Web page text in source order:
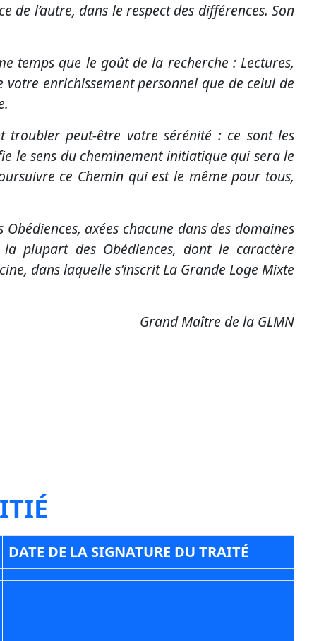
de l’autre, dans le respect des différences. Son
temps que le goût de la recherche : Lectures,
enrichissement personnel que de celui de
troubler peut-être votre sérénité : ce sont les
le sens du cheminement initiatique qui sera le
ce Chemin qui est le même pour tous,
axées chacune dans des domaines
plupart des Obédiences, dont le caractère
dans laquelle s’inscrit La Grande Loge Mixte
Grand Maître de la GLMN
DATE DE LA SIGNATURE DU TRAITÉ